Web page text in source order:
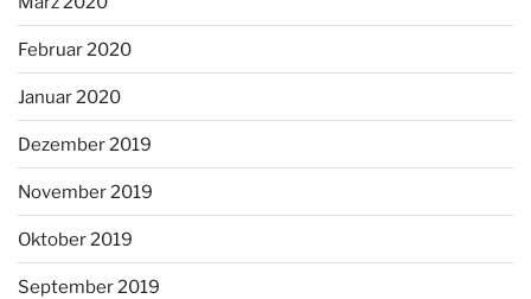
Februar 2020
Januar 2020
Dezember 2019
November 2019
Oktober 2019
September 2019